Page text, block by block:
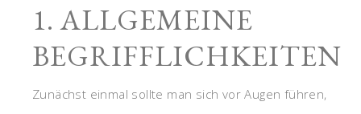
1. ALLGEMEINE
BEGRIFFLICHKEITEN
Zunächst einmal sollte man sich vor Augen führen,